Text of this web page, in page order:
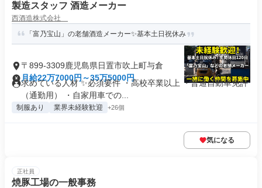
製造スタッフ 酒造メーカー
西酒造株式会社
「富乃宝山」の老舗酒造メーカー✨基本土日祝休み
〒899-3309鹿児島県日置市吹上町与倉
月給22万7000円～35万5000円
求めている人材 ✨必須要件 ・高校卒業以上 ・普通自動車免許
（通勤用） ・自家用車での...
制服あり 業界未経験歓迎 +26個
気になる
正社員
焼豚工場の一般事務